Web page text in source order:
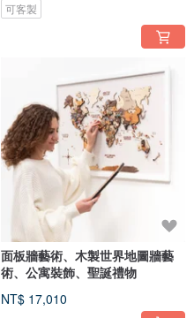
可客製
面板牆藝術、木製世界地圖牆藝
術、公寓裝飾、聖誕禮物
NT$ 17,010